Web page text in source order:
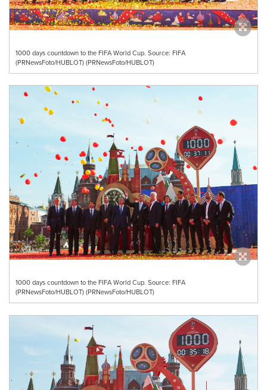
1000 days countdown to the FIFA World Cup. Source: FIFA
(PRNewsFoto/HUBLOT) (PRNewsFoto/HUBLOT)
1000 days countdown to the FIFA World Cup. Source: FIFA
(PRNewsFoto/HUBLOT) (PRNewsFoto/HUBLOT)